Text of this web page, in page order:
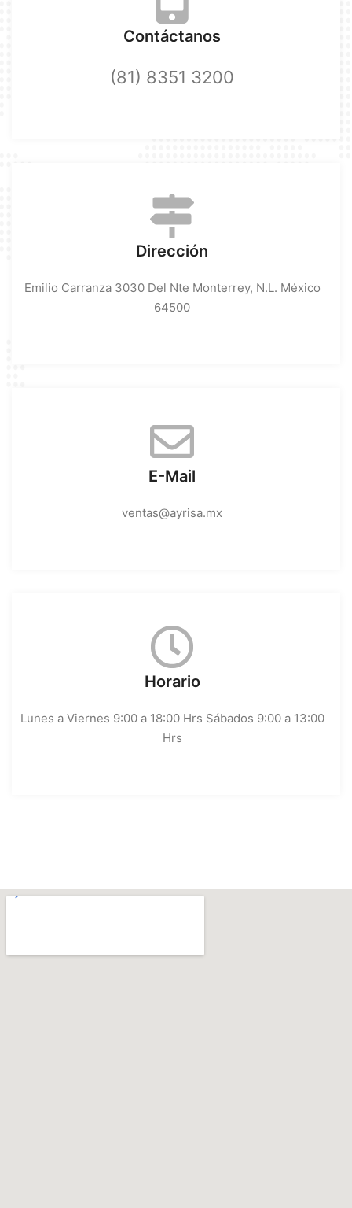
Contáctanos
(81) 8351 3200
Dirección
Emilio Carranza 3030 Del Nte Monterrey, N.L. México
64500
E-Mail
ventas@ayrisa.mx
Horario
Lunes a Viernes 9:00 a 18:00 Hrs Sábados 9:00 a 13:00
Hrs